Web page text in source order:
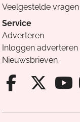
Veelgestelde vragen
Service
Adverteren
Inloggen adverteren
Nieuwsbrieven
X